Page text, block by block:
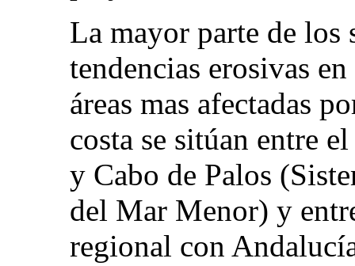
La mayor parte de los
tendencias erosivas
áreas mas afectadas
costa se sitúan entre
y Cabo de Palos
del Mar Menor) y
regional con